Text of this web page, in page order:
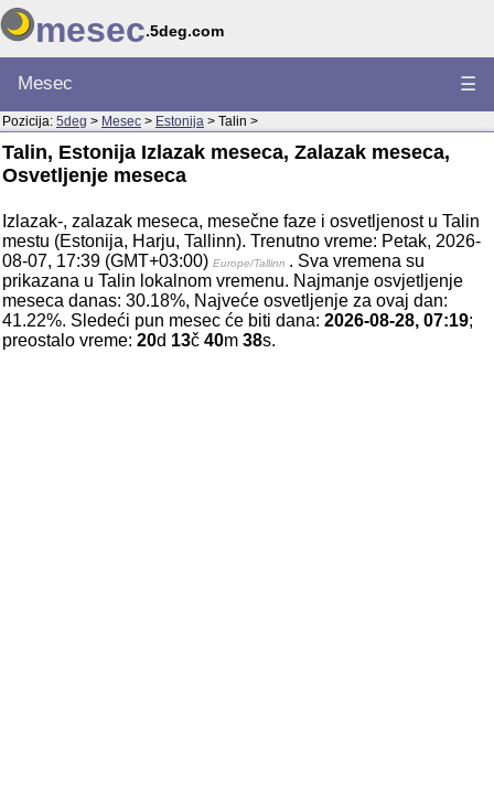
mesec.5deg.com
Mesec ☰
Pozicija: 5deg > Mesec > Estonija > Talin >
Talin, Estonija Izlazak meseca, Zalazak meseca,
Osvetljenje meseca
Izlazak-, zalazak meseca, mesečne faze i osvetljenost u Talin
mestu (Estonija, Harju, Tallinn). Trenutno vreme: Petak, 2026-
08-07, 17:39 (GMT+03:00) Europe/Tallinn . Sva vremena su
prikazana u Talin lokalnom vremenu. Najmanje osvjetljenje
meseca danas: 30.18%, Najveće osvetljenje za ovaj dan:
41.22%. Sledeći pun mesec će biti dana: 2026-08-28, 07:19;
preostalo vreme: 20d 13č 40m 38s.